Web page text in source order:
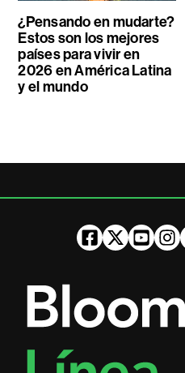
¿Pensando en mudarte?
Estos son los mejores
países para vivir en
2026 en América Latina
y el mundo